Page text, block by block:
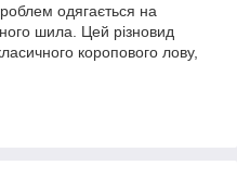
одягається на
шила. Цей різновид
коропового лову,